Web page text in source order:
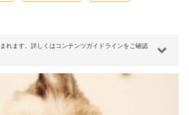
れます。詳しくはコンテンツガイドラインをご確認